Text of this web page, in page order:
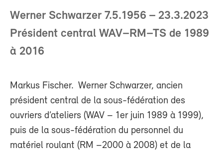
Werner Schwarzer 7.5.1956 – 23.3.2023
Président central WAV–RM–TS de 1989
à 2016
Markus Fischer. Werner Schwarzer, ancien
président central de la sous-fédération des
ouvriers d’ateliers (WAV – 1er juin 1989 à 1999),
puis de la sous-fédération du personnel du
matériel roulant (RM –2000 à 2008) et de la